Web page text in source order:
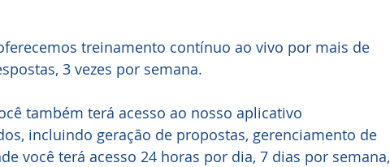
treinamento contínuo ao vivo por mais de
3 vezes por semana.
também terá acesso ao nosso aplicativo
incluindo geração de propostas, gerenciamento de
você terá acesso 24 horas por dia, 7 dias por semana,